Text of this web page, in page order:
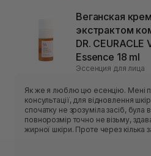
Веганская
экстрактом
DR.
Essence 18 ml
Эссенция для лица
Як же я люблю цю есенцію. Мені
консультації, для відновлення
спочатку не зрозуміла засіб,
повнорозмір точно не візьму,
жирної шкіри. Проте через кілька